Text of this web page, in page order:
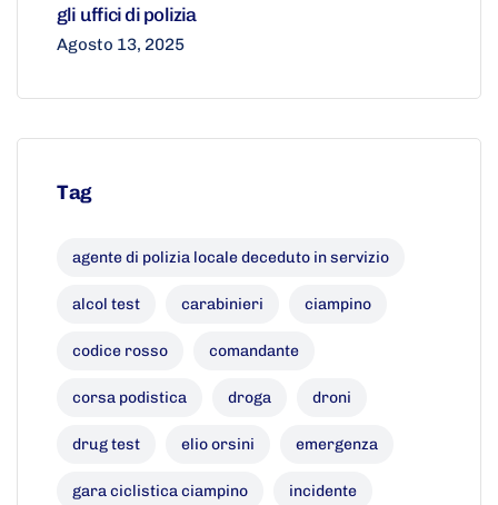
gli uffici di polizia
Agosto 13, 2025
Tag
agente di polizia locale deceduto in servizio
alcol test carabinieri ciampino
codice rosso comandante
corsa podistica droga droni
drug test elio orsini emergenza
gara ciclistica ciampino incidente